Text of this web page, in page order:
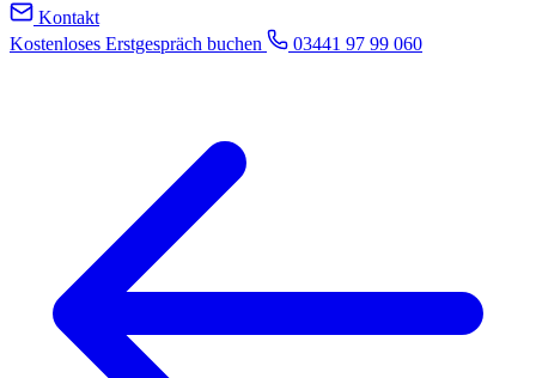
Kontakt
Kostenloses Erstgespräch buchen
03441 97 99 060